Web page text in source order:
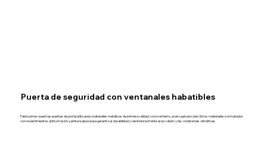
Puerta de seguridad con ventanales habatibles
Fabricamos nuestras puertas de portal utilizando materiales metálicos de primera calidad, como el hierro, acero galvanizado. Estos materiales son tratados
con revestimientos anticorrosión y pintura epoxi para garantizar durabilidad y resistencia frente al uso diario y las condiciones climáticas.